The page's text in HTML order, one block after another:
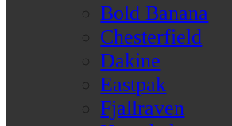
Bold Banana
Chesterfield
Dakine
Eastpak
Fjallraven